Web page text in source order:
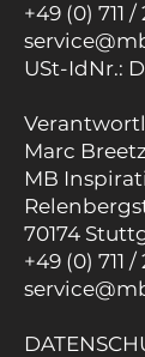
+49 (0) 711 /
USt-IdNr.:
Marc
MB
70174
+49 (0) 711 /